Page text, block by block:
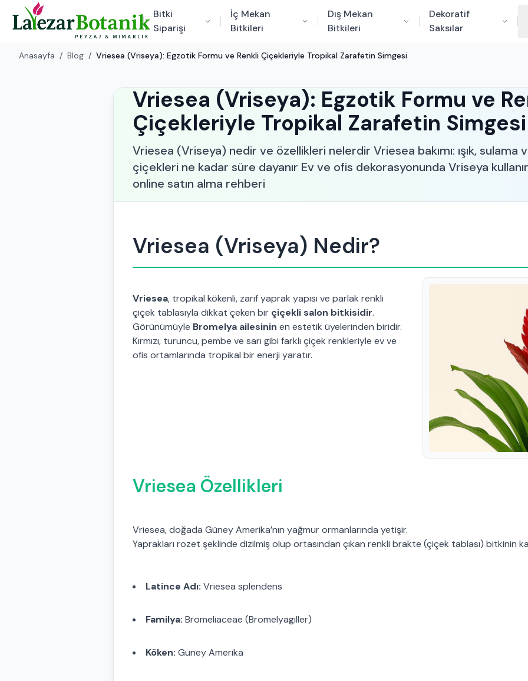
Bitki
Siparişi
İç Mekan
Bitkileri
Dış Mekan
Bitkileri
Dekoratif
Saksılar
Anasayfa / Blog / Vriesea (Vriseya): Egzotik Formu ve Renkli Çiçekleriyle Tropikal Zarafetin Simgesi
Vriesea (Vriseya): Egzotik Formu ve
Çiçekleriyle Tropikal Zarafetin Simgesi
Vriesea (Vriseya) nedir ve özellikleri nelerdir Vriesea bakımı: ışık,
çiçekleri ne kadar süre dayanır Ev ve ofis dekorasyonunda Vriseya
online satın alma rehberi
Vriesea (Vriseya) Nedir?
Vriesea, tropikal kökenli, zarif yaprak yapısı ve parlak renkli
çiçek tablasıyla dikkat çeken bir çiçekli salon bitkisidir.
Görünümüyle Bromelya ailesinin en estetik üyelerinden biridir.
Kırmızı, turuncu, pembe ve sarı gibi farklı çiçek renkleriyle ev ve
ofis ortamlarında tropikal bir enerji yaratır.
Vriesea Özellikleri
Vriesea, doğada Güney Amerika’nın yağmur ormanlarında yetişir.
Yaprakları rozet şeklinde dizilmiş olup ortasından çıkan renkli brakte (çiçek tablası) bitkinin
Latince Adı: Vriesea splendens
Familya: Bromeliaceae (Bromelyagiller)
Köken: Güney Amerika